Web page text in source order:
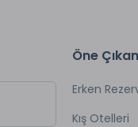
Öne
Erken
Kış Otelleri